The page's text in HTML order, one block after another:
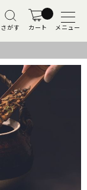
さがす カート メニュー